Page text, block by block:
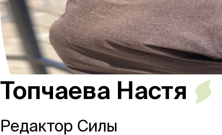
Россия
Мир
Топчаева Настя
Редактор Силы